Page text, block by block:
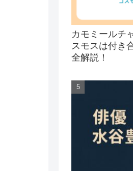
カモミールチ
スモスは付き
全解説！